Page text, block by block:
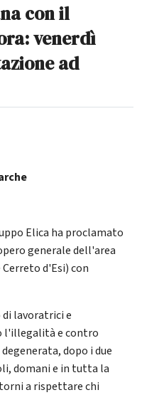
con il
venerdì
ad
Elica ha proclamato
generale dell'area
d'Esi) con
lavoratrici e
l'illegalità e contro
dopo i due
domani e in tutta la
a rispettare chi